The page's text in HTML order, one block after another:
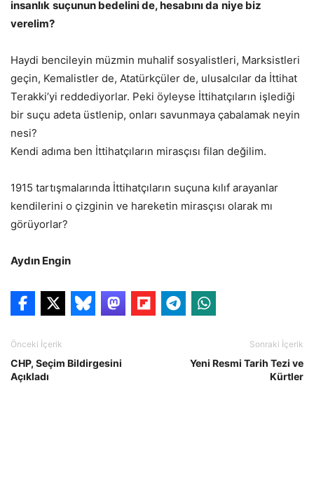
insanlık suçunun bedelini de, hesabını da niye biz
verelim?
Haydi bencileyin müzmin muhalif sosyalistleri, Marksistleri
geçin, Kemalistler de, Atatürkçüler de, ulusalcılar da İttihat
Terakki’yi reddediyorlar. Peki öyleyse İttihatçıların işlediği
bir suçu adeta üstlenip, onları savunmaya çabalamak neyin
nesi?
Kendi adıma ben İttihatçıların mirasçısı filan değilim.
1915 tartışmalarında İttihatçıların suçuna kılıf arayanlar
kendilerini o çizginin ve hareketin mirasçısı olarak mı
görüyorlar?
Aydın Engin
Önceki İçerik
CHP, Seçim Bildirgesini
Açıkladı
Sonraki İçerik
Yeni Resmi Tarih Tezi ve
Kürtler